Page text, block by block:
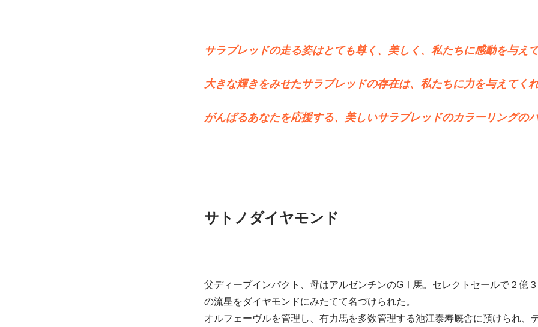
サラブレッドの走る姿はとても尊く、美しく、私たちに感動を与えて
大きな輝きをみせたサラブレッドの存在は、私たちに力を与えてくれ
がんばるあなたを応援する、美しいサラブレッドのカラーリングの
サトノダイヤモンド
父ディープインパクト、母はアルゼンチンのGⅠ馬。セレクトセールで２億
の流星をダイヤモンドにみたてて名づけられた。
オルフェーヴルを管理し、有力馬を多数管理する池江泰寿厩舎に預けられ、